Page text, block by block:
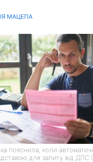
МАЦЕПА
пояснила, коли
для запиту від ДПС